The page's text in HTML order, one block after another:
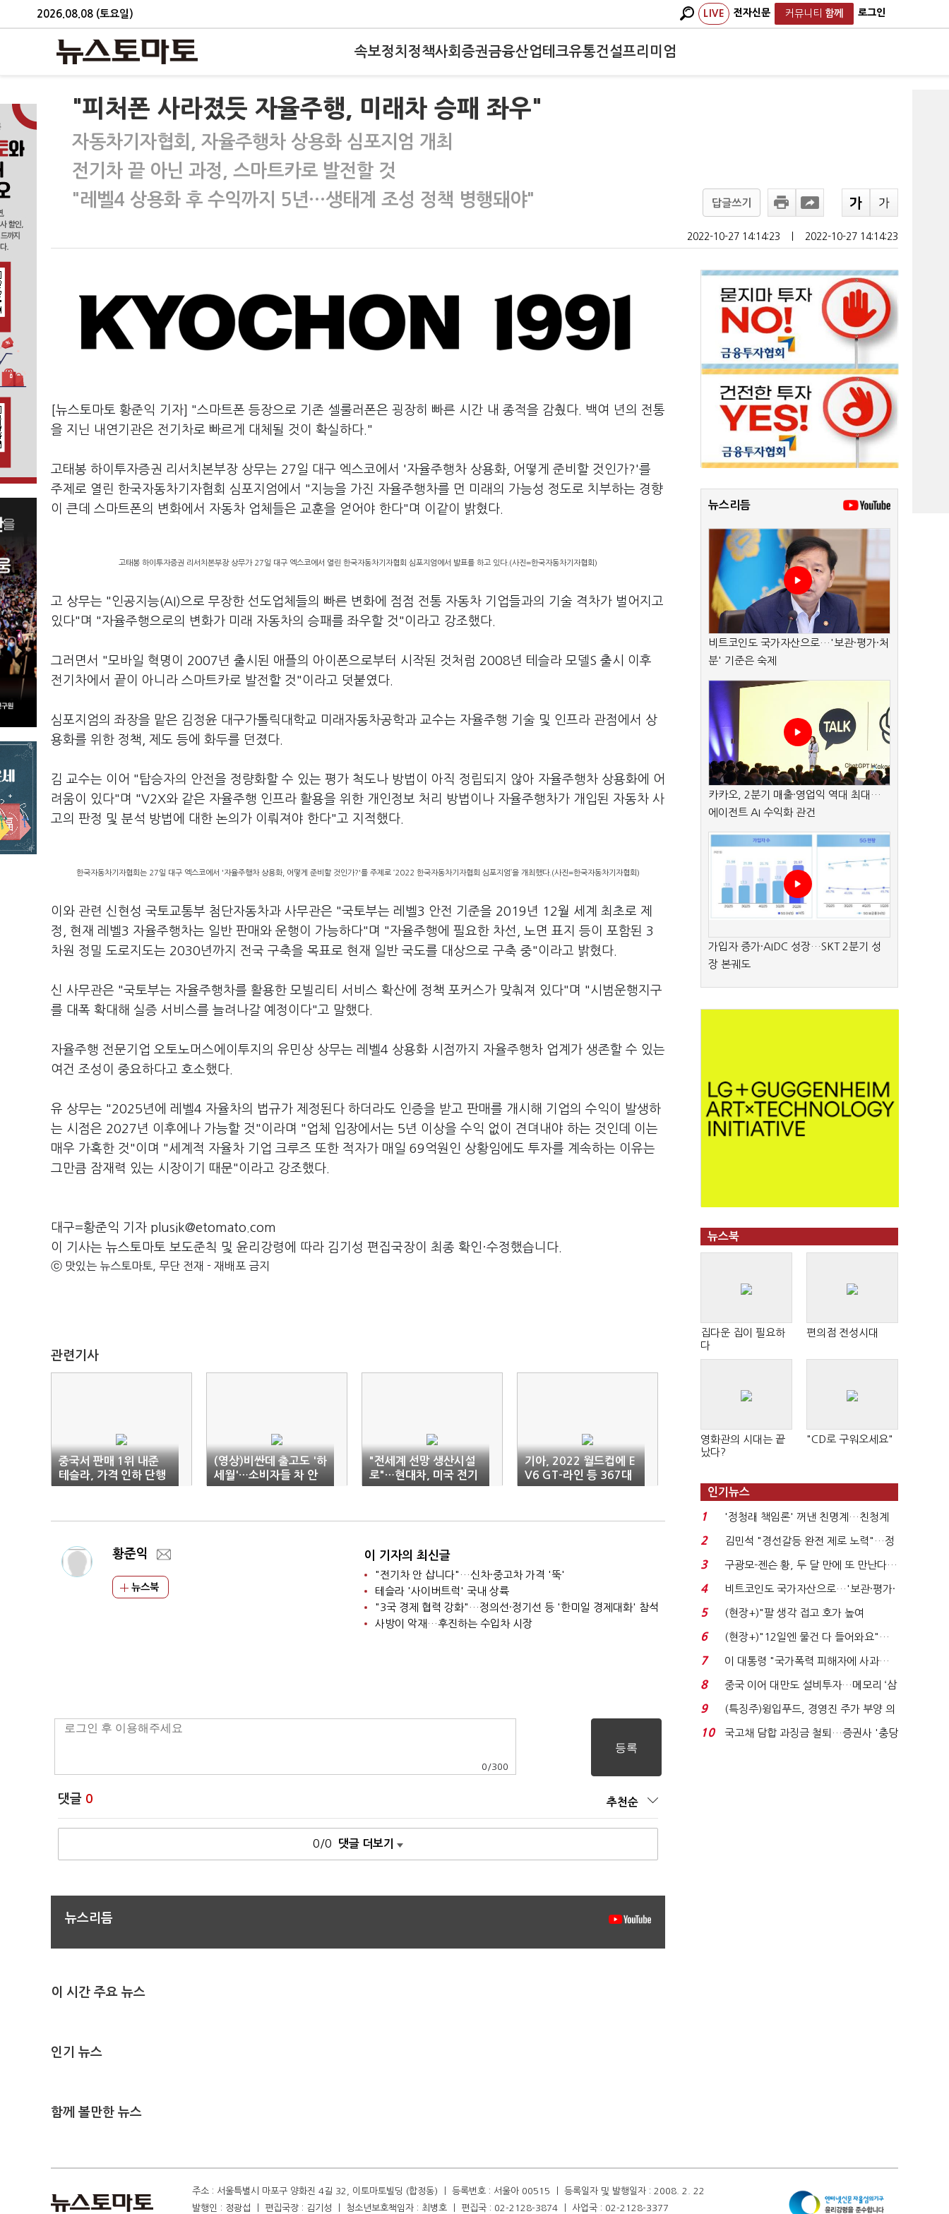
2026.08.08 (토요일) LIVE 전자신문 커뮤니티 함께 로그인
속보정치 정책사회 증권금융산업테크유통건설프리미엄
"피처폰 사라졌듯 자율주행, 미래차 승패 좌우"
자동차기자협회, 자율주행차 상용화 심포지엄 개최
전기차 끝 아닌 과정, 스마트카로 발전할 것
"레벨4 상용화 후 수익까지 5년…생태계 조성 정책 병행돼야"
답글쓰기
2022-10-27 14:14:23 2022-10-27 14:14:23
[뉴스토마토 황준익 기자] "스마트폰 등장으로 기존 셀룰러폰은 굉장히 빠른 시간 내 종적을 감췄다. 백여 년의 전통
을 지닌 내연기관은 전기차로 빠르게 대체될 것이 확실하다."
고태봉 하이투자증권 리서치본부장 상무는 27일 대구 엑스코에서 '자율주행차 상용화, 어떻게 준비할 것인가?'를
주제로 열린 한국자동차기자협회 심포지엄에서 "지능을 가진 자율주행차를 먼 미래의 가능성 정도로 치부하는 경향
이 큰데 스마트폰의 변화에서 자동차 업체들은 교훈을 얻어야 한다"며 이같이 밝혔다.
고태봉 하이투자증권 리서치본부장 상무가 27일 대구 엑스코에서 열린 한국자동차기자협회 심포지엄에서 발표를 하고 있다.(사진=한국자동차기자협회)
고 상무는 "인공지능(AI)으로 무장한 선도업체들의 빠른 변화에 점점 전통 자동차 기업들과의 기술 격차가 벌어지고
있다"며 "자율주행으로의 변화가 미래 자동차의 승패를 좌우할 것"이라고 강조했다.
그러면서 "모바일 혁명이 2007년 출시된 애플의 아이폰으로부터 시작된 것처럼 2008년 테슬라 모델S 출시 이후
전기차에서 끝이 아니라 스마트카로 발전할 것"이라고 덧붙였다.
심포지엄의 좌장을 맡은 김정윤 대구가톨릭대학교 미래자동차공학과 교수는 자율주행 기술 및 인프라 관점에서 상
용화를 위한 정책, 제도 등에 화두를 던졌다.
김 교수는 이어 "탑승자의 안전을 정량화할 수 있는 평가 척도나 방법이 아직 정립되지 않아 자율주행차 상용화에 어
려움이 있다"며 "V2X와 같은 자율주행 인프라 활용을 위한 개인정보 처리 방법이나 자율주행차가 개입된 자동차 사
고의 판정 및 분석 방법에 대한 논의가 이뤄져야 한다"고 지적했다.
한국자동차기자협회는 27일 대구 엑스코에서 '자율주행차 상용화, 어떻게 준비할 것인가?'를 주제로 ‘2022 한국자동차기자협회 심포지엄’을 개최했다.(사진=한국자동차기자협회)
이와 관련 신현성 국토교통부 첨단자동차과 사무관은 "국토부는 레벨3 안전 기준을 2019년 12월 세계 최초로 제
정, 현재 레벨3 자율주행차는 일반 판매와 운행이 가능하다"며 "자율주행에 필요한 차선, 노면 표지 등이 포함된 3
차원 정밀 도로지도는 2030년까지 전국 구축을 목표로 현재 일반 국도를 대상으로 구축 중"이라고 밝혔다.
신 사무관은 "국토부는 자율주행차를 활용한 모빌리티 서비스 확산에 정책 포커스가 맞춰져 있다"며 "시범운행지구
를 대폭 확대해 실증 서비스를 늘려나갈 예정이다"고 말했다.
자율주행 전문기업 오토노머스에이투지의 유민상 상무는 레벨4 상용화 시점까지 자율주행차 업계가 생존할 수 있는
여건 조성이 중요하다고 호소했다.
유 상무는 "2025년에 레벨4 자율차의 법규가 제정된다 하더라도 인증을 받고 판매를 개시해 기업의 수익이 발생하
는 시점은 2027년 이후에나 가능할 것"이라며 "업체 입장에서는 5년 이상을 수익 없이 견뎌내야 하는 것인데 이는
매우 가혹한 것"이며 "세계적 자율차 기업 크루즈 또한 적자가 매일 69억원인 상황임에도 투자를 계속하는 이유는
그만큼 잠재력 있는 시장이기 때문"이라고 강조했다.
대구=황준익 기자 plusik@etomato.com
이 기사는 뉴스토마토 보도준칙 및 윤리강령에 따라 김기성 편집국장이 최종 확인·수정했습니다.
ⓒ 맛있는 뉴스토마토, 무단 전재 - 재배포 금지
관련기사
중국서 판매 1위 내준
테슬라, 가격 인하 단행
(영상)비싼데 출고도 '하
세월'…소비자들 차 안
산다
"전세계 선망 생산시설
로"…현대차, 미국 전기
차 공장 기공식
기아, 2022 월드컵에 E
V6 GT-라인 등 367대
차량 지원
황준익
뉴스북
이 기자의 최신글
"전기차 안 삽니다"…신차·중고차 가격 '뚝'
테슬라 '사이버트럭' 국내 상륙
"3국 경제 협력 강화"…정의선·정기선 등 '한미일 경제대화' 참석
사방이 악재…후진하는 수입차 시장
0 /300
댓글 0 추천순
0/0 댓글 더보기
뉴스리듬
이 시간 주요 뉴스
인기 뉴스
함께 볼만한 뉴스
뉴스리듬
비트코인도 국가자산으로…'보관·평가·처
분' 기준은 숙제
카카오, 2분기 매출·영업익 역대 최대…
에이전트 AI 수익화 관건
가입자 증가·AIDC 성장…SKT 2분기 성
장 본궤도
뉴스북
집다운 집이 필요하
다
편의점 전성시대
영화관의 시대는 끝
났다?
"CD로 구워오세요"
인기뉴스
1
'정청래 책임론' 꺼낸 친명계…친청계
는 추가투표 때리기...
2
김민석 "경선갈등 완전 제로 노력"…정
청래 "반명 공세 사...
3
구광모-젠슨 황, 두 달 만에 또 만난다…
로봇·AI 등 논...
4
비트코인도 국가자산으로…'보관·평가·
처분' 기준은 ...
5
(현장+)"팔 생각 접고 호가 높여
요"…'덜 똘똘한 한 채' 20...
6
(현장+)"12일엔 물건 다 들어와요"…
빈 매대 채우며 문 연 ...
7
이 대통령 "국가폭력 피해자에 사과…
적극적 조사로 진...
8
중국 이어 대만도 설비투자…메모리 ‘삼
국전쟁’
9
(특징주)윙입푸드, 경영진 주가 부양 의
지에 상한가...
10
국고채 담합 과징금 철퇴…증권사 '충당
주소 : 서울특별시 마포구 양화진 4길 32, 이토마토빌딩 (합정동) ㅣ 등록번호 : 서울아 00515 ㅣ 등록일자 및 발행일자 : 2008. 2. 22
발행인 : 정광섭 ㅣ 편집국장 : 김기성 ㅣ 청소년보호책임자 : 최병호 ㅣ 편집국 : 02-2128-3874 ㅣ 사업국 : 02-2128-3377